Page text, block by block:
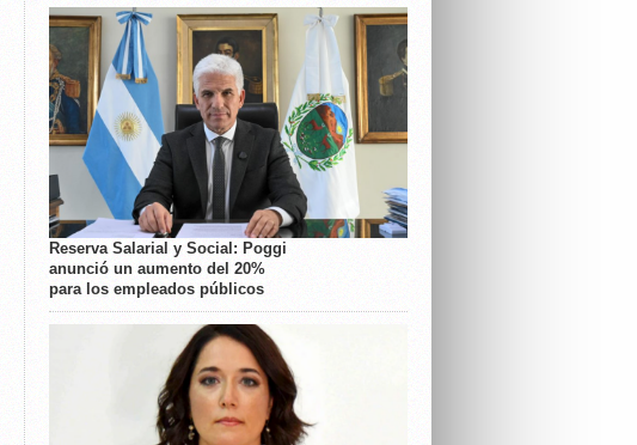
Reserva Salarial y Social: Poggi
anunció un aumento del 20%
para los empleados públicos